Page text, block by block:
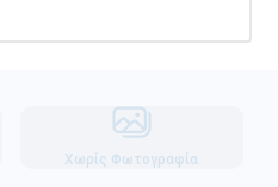
Χωρίς Φωτογραφία